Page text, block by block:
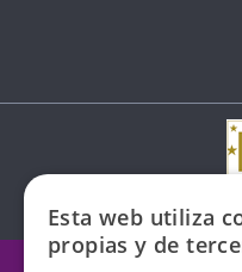
Esta web utiliza
propias y de